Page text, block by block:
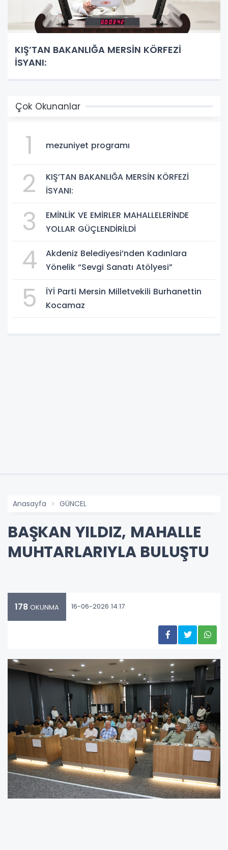
KIŞ’TAN BAKANLIĞA MERSİN KÖRFEZİ
İSYANI:
Çok Okunanlar
1 mezuniyet programı
2
KIŞ’TAN BAKANLIĞA MERSİN KÖRFEZİ
İSYANI:
3
EMİNLİK VE EMİRLER MAHALLELERİNDE
YOLLAR GÜÇLENDİRİLDİ
4
Akdeniz Belediyesi’nden Kadınlara
Yönelik “Sevgi Sanatı Atölyesi”
5
İYİ Parti Mersin Milletvekili Burhanettin
Kocamaz
Anasayfa GÜNCEL
BAŞKAN YILDIZ, MAHALLE
MUHTARLARIYLA BULUŞTU
178 OKUNMA 16-06-2026 14:17